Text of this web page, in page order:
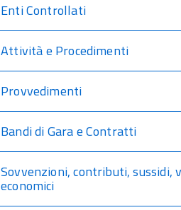
Enti Controllati
Attività e Procedimenti
Provvedimenti
Bandi di Gara e Contratti
Sovvenzioni, contributi, sussidi,
economici